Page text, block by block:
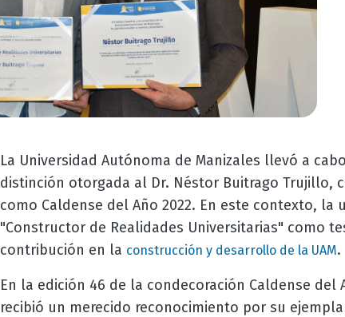
La Universidad Autónoma de Manizales llevó a
distinción otorgada al Dr. Néstor Buitrago Trujillo,
como Caldense del Año 2022. En este contexto,
"Constructor de Realidades Universitarias" como
contribución en la construcción y desarrollo de la UAM.
En la edición 46 de la condecoración Caldense
recibió un merecido reconocimiento por su